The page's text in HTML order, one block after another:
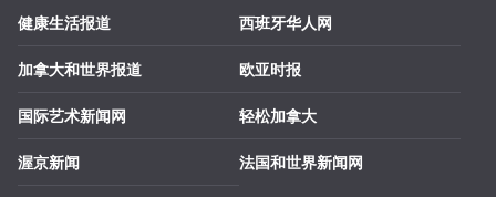
健康生活报道
加拿大和世界报道
国际艺术新闻网
渥京新闻
西班牙华人网
欧亚时报
轻松加拿大
法国和世界新闻网